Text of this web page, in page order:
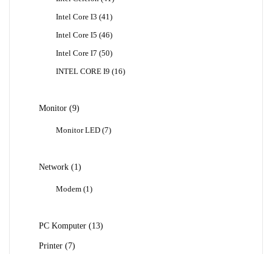
Intel Core I3 4141
Intel Core I5 4646
Intel Core I7 5050
INTEL CORE I9
1616
Monitor 99
Monitor LED 77
Network 11
Modem 11
PC Komputer 1313
Printer
77